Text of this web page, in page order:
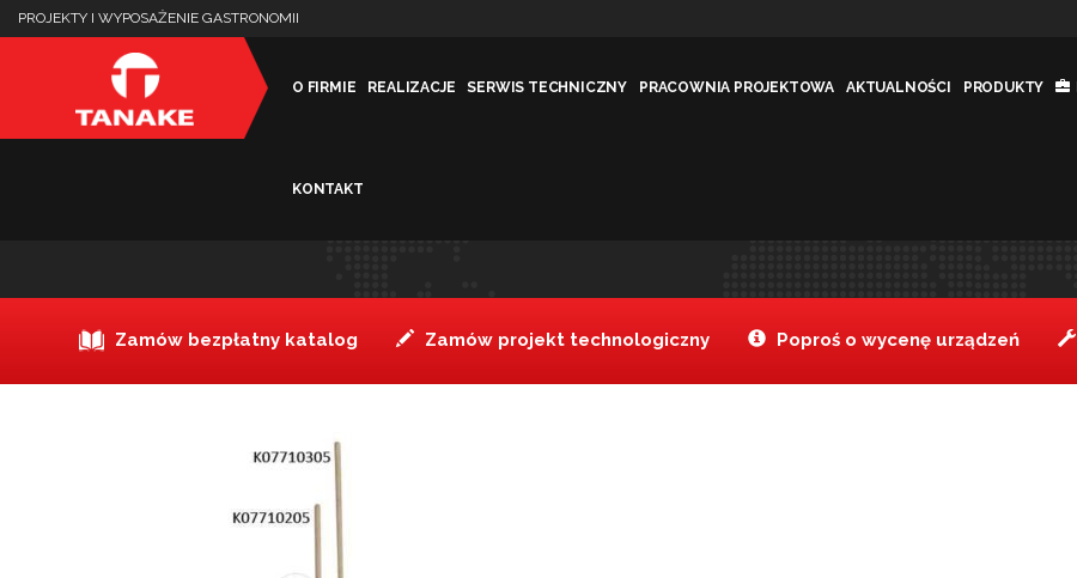
PROJEKTY I WYPOSAŻENIE GASTRONOMII
O FIRMIE REALIZACJE SERWIS TECHNICZNY PRACOWNIA PROJEKTOWA AKTUALNOŚCI PRODUKTY
KONTAKT
Zamów bezpłatny katalog Zamów projekt technologiczny Poproś o wycenę urządzeń